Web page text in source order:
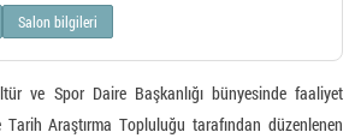
Salon bilgileri
ve Spor Daire Başkanlığı bünyesinde faaliyet
Araştırma Topluluğu tarafından düzenlenen